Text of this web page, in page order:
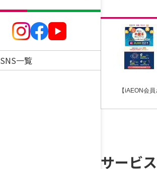
SNS一覧
【iAEON会
サービス